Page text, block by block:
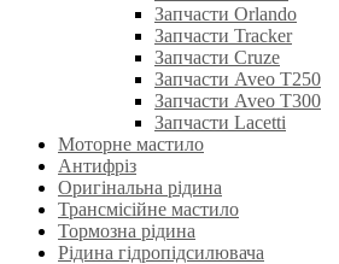
Запчасти Orlando
Запчасти Tracker
Запчасти Cruze
Запчасти Aveo T250
Запчасти Aveo T300
Запчасти Lacetti
Моторне мастило
Антифріз
Оригінальна рідина
Трансмісійне мастило
Тормозна рідина
Рідина гідропідсилювача